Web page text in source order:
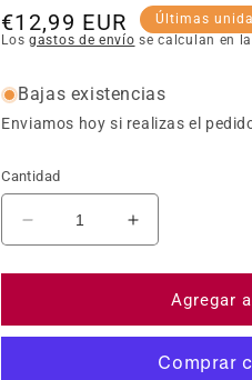
Precio habitual
€12,99 EUR
Últimas
Los gastos de envío se calculan en
Bajas existencias
Enviamos hoy si realizas el
Cantidad
Reducir cantidad para
Aumentar
Agregar